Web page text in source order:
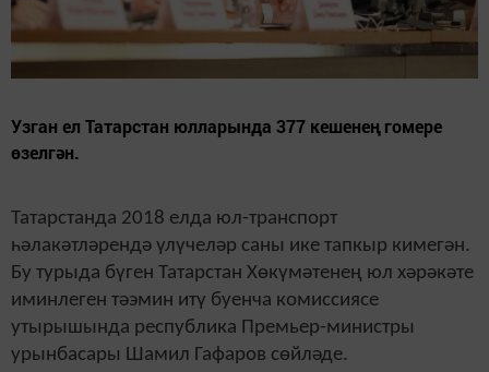
Узган ел Татарстан юлларында 377 кешенең гомере
өзелгән.
Татарстанда 2018 елда юл-транспорт
һәлакәтләрендә үлүчеләр саны ике тапкыр кимегән.
Бу турыда бүген Татарстан Хөкүмәтенең юл хәрәкәте
иминлеген тәэмин итү буенча комиссиясе
утырышында республика Премьер-министры
урынбасары Шамил Гафаров сөйләде.